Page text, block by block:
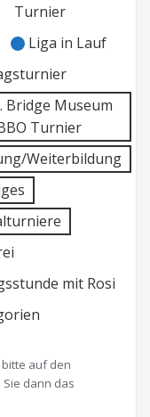
Turnier
Liga in Lauf
Bridge Museum
Turnier
Weiterbildung
mit Rosi
bitte auf den
dann das